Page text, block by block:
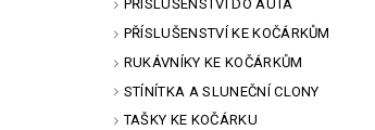
PŘÍSLUŠENSTVÍ DO AUTA
PŘÍSLUŠENSTVÍ KE KOČÁRKŮM
RUKÁVNÍKY KE KOČÁRKŮM
STÍNÍTKA A SLUNEČNÍ CLONY
TAŠKY KE KOČÁRKU